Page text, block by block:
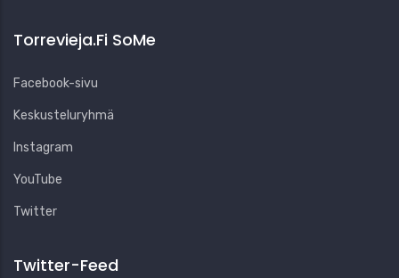
Torrevieja.fi SoMe
Facebook-sivu
Keskusteluryhmä
Instagram
YouTube
Twitter
Twitter-Feed